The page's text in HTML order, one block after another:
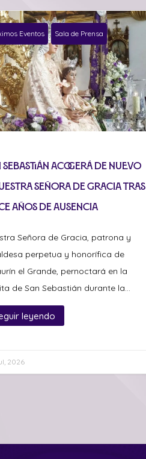
Eventos Sala de Prensa
Sebastián acogerá de nuevo
Señora de Gracia tras
años de ausencia
Señora de Gracia, patrona y
perpetua y honorífica de
el Grande, pernoctará en la
de San Sebastián durante la...
leyendo
2026